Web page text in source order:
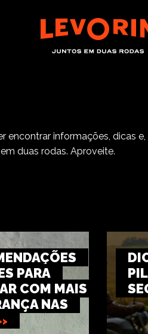
encontrar informações, dicas e,
duas rodas. Aproveite.
PARA
COM MAIS
NAS